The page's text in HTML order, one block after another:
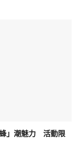
」潮魅力 活動限